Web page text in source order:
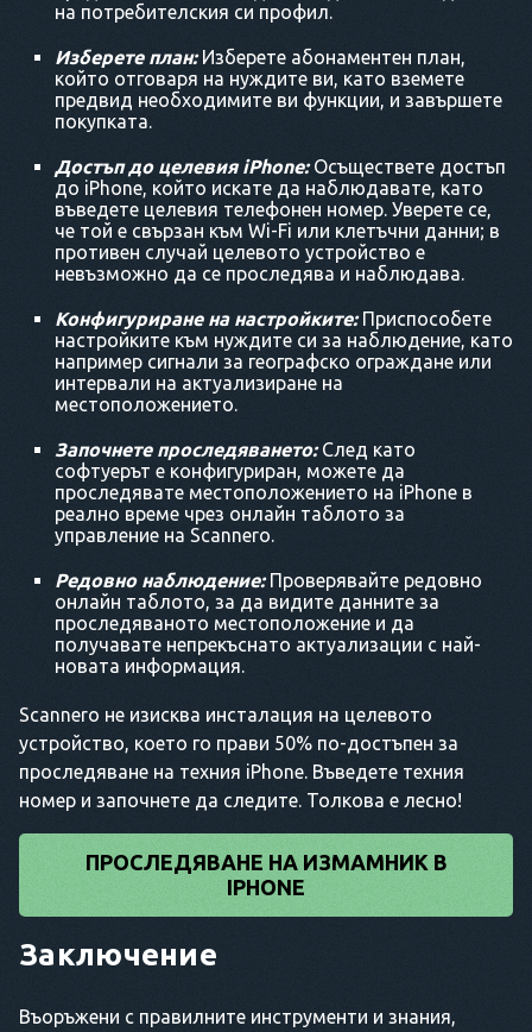
на потребителския си профил.
Изберете план:Изберете абонаментен план,
който отговаря на нуждите ви, като вземете
предвид необходимите ви функции, и завършете
покупката.
Достъп до целевия iPhone:Осъществете достъп
до iPhone, който искате да наблюдавате, като
въведете целевия телефонен номер. Уверете се,
че той е свързан към Wi-Fi или клетъчни данни; в
противен случай целевото устройство е
невъзможно да се проследява и наблюдава.
Конфигуриране на настройките:Приспособете
настройките към нуждите си за наблюдение, като
например сигнали за географско ограждане или
интервали на актуализиране на
местоположението.
Започнете проследяването:След като
софтуерът е конфигуриран, можете да
проследявате местоположението на iPhone в
реално време чрез онлайн таблото за
управление на Scannero.
Редовно наблюдение:Проверявайте редовно
онлайн таблото, за да видите данните за
проследяваното местоположение и да
получавате непрекъснато актуализации с най-
новата информация.
Scannero не изисква инсталация на целевото
устройство, което го прави 50% по-достъпен за
проследяване на техния iPhone. Въведете техния
номер и започнете да следите. Толкова е лесно!
ПРОСЛЕДЯВАНЕ НА ИЗМАМНИК В
IPHONE
Заключение
Въоръжени с правилните инструменти и знания,